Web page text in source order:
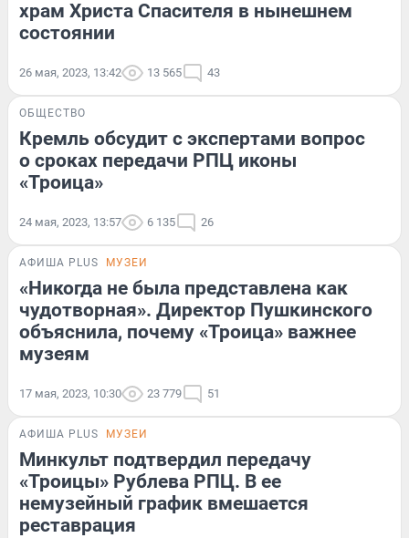
храм Христа Спасителя в нынешнем
состоянии
26 мая, 2023, 13:42 13 565 43
ОБЩЕСТВО
Кремль обсудит с экспертами вопрос
о сроках передачи РПЦ иконы
«Троица»
24 мая, 2023, 13:57 6 135 26
АФИША PLUS МУЗЕИ
«Никогда не была представлена как
чудотворная». Директор Пушкинского
объяснила, почему «Троица» важнее
музеям
17 мая, 2023, 10:30 23 779 51
АФИША PLUS МУЗЕИ
Минкульт подтвердил передачу
«Троицы» Рублева РПЦ. В ее
немузейный график вмешается
реставрация